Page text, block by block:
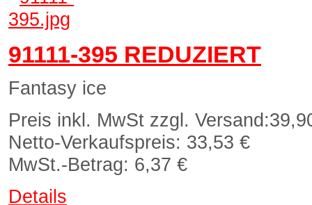
91111-395 REDUZIERT
Fantasy ice
Preis inkl. MwSt zzgl. Versand:
Netto-Verkaufspreis: 33,53 €
MwSt.-Betrag: 6,37 €
Details